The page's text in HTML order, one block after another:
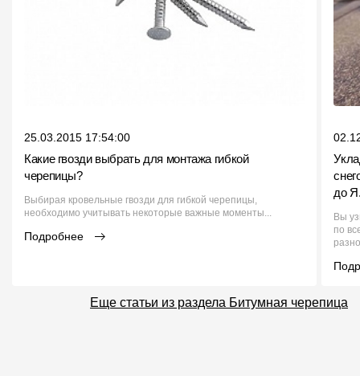
25.03.2015 17:54:00
Какие гвозди выбрать для монтажа гибкой
черепицы?
Выбирая кровельные гвозди для гибкой черепицы,
необходимо учитывать некоторые важные моменты...
Подробнее
до
Вы
по
Еще статьи из раздела Битумная черепица